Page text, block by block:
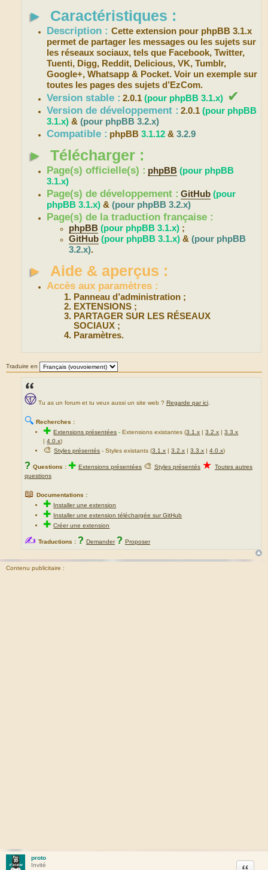
► Caractéristiques :
Description :Cette extension pour phpBB 3.1.x
permet de partager les messages ou les sujets sur
les réseaux sociaux, tels que Facebook, Twitter,
Tuenti, Digg, Reddit, Delicious, VK, Tumblr,
Google+, Whatsapp & Pocket. Voir un exemple sur
toutes les pages des sujets d’EzCom.
Version stable : 2.0.1(pour phpBB 3.1.x) ✔
Version de développement : 2.0.1(pour phpBB
3.1.x) &(pour phpBB 3.2.x)
Compatible : phpBB3.1.12 &3.2.9
► Télécharger :
Page(s) officielle(s) : phpBB (pour phpBB
3.1.x)
Page(s) de développement : GitHub (pour
phpBB 3.1.x) &(pour phpBB 3.2.x)
Page(s) de la traduction française :
phpBB (pour phpBB 3.1.x) ;
GitHub (pour phpBB 3.1.x) &(pour phpBB
3.2.x).
► Aide & aperçus :
Accès aux paramètres :
Panneau d’administration ;
EXTENSIONS ;
PARTAGER SUR LES RÉSEAUX
SOCIAUX ;
Paramètres.
Traduire en
Tu as un forum et tu veux aussi un site web ? Regarde par ici
🔍 Recherches :
✚Extensions présentées -Extensions existantes (3.1.x |3.2.x |3.3.x
|4.0.x)
🎨Styles présentés - Styles existants (3.1.x |3.2.x |3.3.x |4.0.x)
? Questions : ✚ Extensions présentées 🎨 Styles présentés ★ Toutes autres
questions
📖 Documentations :
✚ Installer une extension
✚ Installer une extension téléchargée sur GitHub
✚Créer une extension
✍ Traductions : ? Demander ? Proposer
Contenu publicitaire :
proto
Invité
Citation